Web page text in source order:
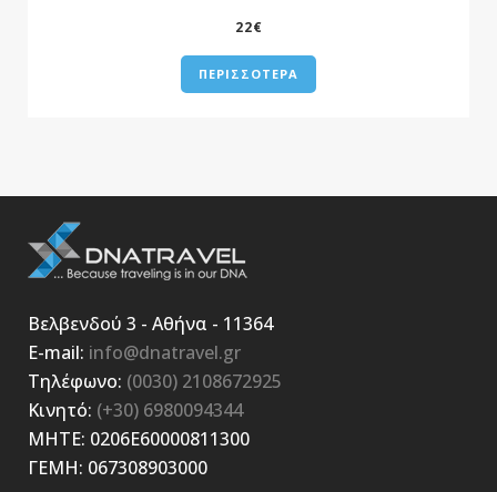
22€
ΠΕΡΙΣΣΟΤΕΡΑ
Βελβενδού 3 - Αθήνα - 11364
E-mail: info@dnatravel.gr
Τηλέφωνο: (0030) 2108672925
Κινητό: (+30) 6980094344
ΜΗΤΕ: 0206E60000811300
ΓΕΜΗ: 067308903000